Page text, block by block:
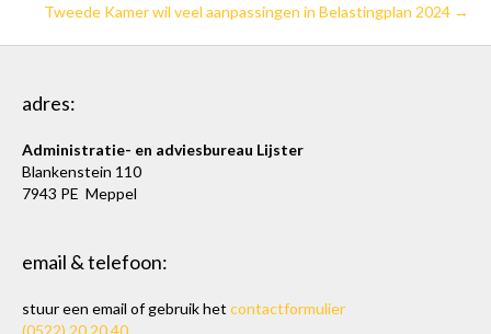
Tweede Kamer wil veel aanpassingen in Belastingplan 2024 →
adres:
Administratie- en adviesbureau Lijster
Blankenstein 110
7943 PE Meppel
email & telefoon:
stuur een email of gebruik het contactformulier
(0522) 20 20 40